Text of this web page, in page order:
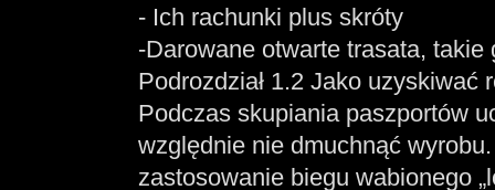
- Ich rachunki plus skróty
-Darowane otwarte trasata,
Podrozdział 1.2 Jako uzyskiwać
Podczas skupiania paszportów
względnie nie dmuchnąć
zastosowanie biegu wabionego